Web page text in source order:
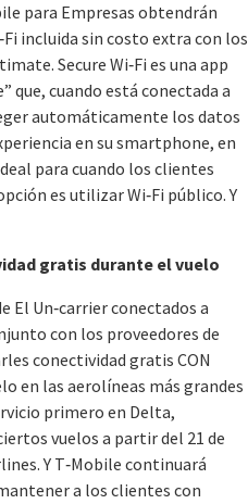
para Empresas obtendrán
incluida sin costo extra con los
Secure Wi‑Fi es una app
que, cuando está conectada a
automáticamente los datos
en su smartphone, en
para cuando los clientes
es utilizar Wi‑Fi público. Y
gratis durante el vuelo
El Un‑carrier conectados a
con los proveedores de
conectividad gratis CON
en las aerolíneas más grandes
primero en Delta,
vuelos a partir del 21 de
Y T‑Mobile continuará
a los clientes con